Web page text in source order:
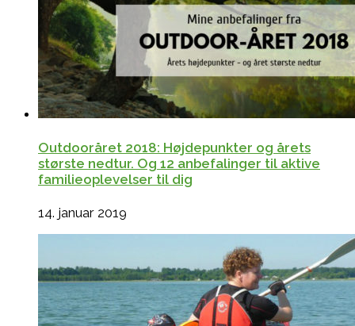
Outdooråret 2018: Højdepunkter og årets
største nedtur. Og 12 anbefalinger til aktive
familieoplevelser til dig
14. januar 2019